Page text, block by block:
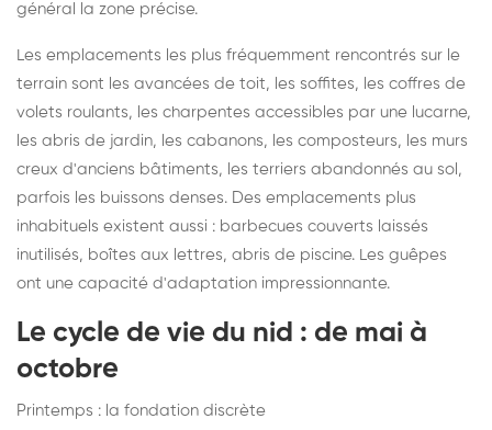
général la zone précise.
Les emplacements les plus fréquemment rencontrés sur le
terrain sont les avancées de toit, les soffites, les coffres de
volets roulants, les charpentes accessibles par une lucarne,
les abris de jardin, les cabanons, les composteurs, les murs
creux d'anciens bâtiments, les terriers abandonnés au sol,
parfois les buissons denses. Des emplacements plus
inhabituels existent aussi : barbecues couverts laissés
inutilisés, boîtes aux lettres, abris de piscine. Les guêpes
ont une capacité d'adaptation impressionnante.
Le cycle de vie du nid : de mai à
octobre
Printemps : la fondation discrète